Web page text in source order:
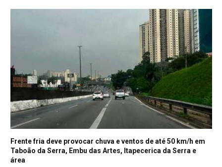
Frente fria deve provocar chuva e ventos de até 50 km/h em
Taboão da Serra, Embu das Artes, Itapecerica da Serra e
área